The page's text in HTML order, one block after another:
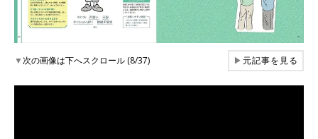
▼次の画像は下へスクロール (8/37) ▶元記事を見る